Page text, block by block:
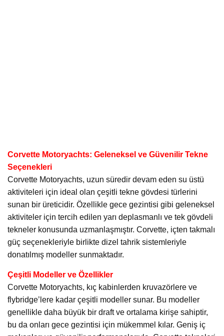
Corvette Motoryachts: Geleneksel ve Güvenilir Tekne
Seçenekleri
Corvette Motoryachts, uzun süredir devam eden su üstü
aktiviteleri için ideal olan çeşitli tekne gövdesi türlerini
sunan bir üreticidir. Özellikle gece gezintisi gibi geleneksel
aktiviteler için tercih edilen yarı deplasmanlı ve tek gövdeli
tekneler konusunda uzmanlaşmıştır. Corvette, içten takmalı
güç seçenekleriyle birlikte dizel tahrik sistemleriyle
donatılmış modeller sunmaktadır.
Çeşitli Modeller ve Özellikler
Corvette Motoryachts, kıç kabinlerden kruvazörlere ve
flybridge’lere kadar çeşitli modeller sunar. Bu modeller
genellikle daha büyük bir draft ve ortalama kirişe sahiptir,
bu da onları gece gezintisi için mükemmel kılar. Geniş iç